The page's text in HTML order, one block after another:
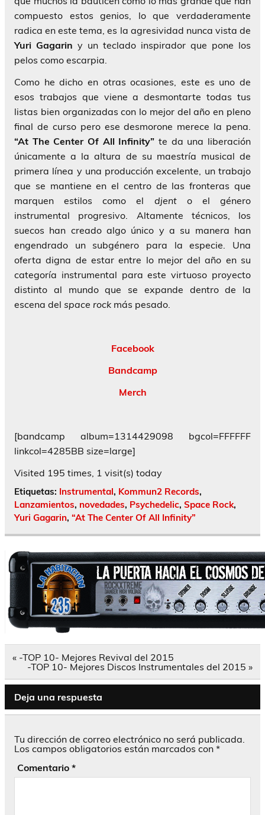
compuesto estos genios, lo que verdaderamente
radica en este tema, es la agresividad nunca vista de
Yuri Gagarin y un teclado inspirador que pone los
pelos como escarpia.
Como he dicho en otras ocasiones, este es uno de
esos trabajos que viene a desmontarte todas tus
listas bien organizadas con lo mejor del año en pleno
final de curso pero ese desmorone merece la pena.
“At The Center Of All Infinity” te da una liberación
únicamente a la altura de su maestría musical de
primera línea y una producción excelente, un trabajo
que se mantiene en el centro de las fronteras que
marquen estilos como el djento el género
instrumental progresivo. Altamente técnicos, los
suecos han creado algo único y a su manera han
engendrado un subgénero para la especie. Una
oferta digna de estar entre lo mejor del año en su
categoría instrumental para este virtuoso proyecto
distinto al mundo que se expande dentro de la
escena del space rock más pesado.
Facebook
Bandcamp
Merch
[bandcamp album=1314429098 bgcol=FFFFFF
linkcol=4285BB size=large]
Visited 195 times, 1 visit(s) today
Etiquetas: Instrumental, Kommun2 Records,
Lanzamientos, novedades, Psychedelic, Space Rock,
Yuri Gagarin, “At The Center Of All Infinity”
Navegación
« -TOP 10- Mejores Revival del 2015
-TOP 10- Mejores Discos Instrumentales del 2015 »
Deja una respuesta
Tu dirección de correo electrónico no será publicada.
Los campos obligatorios están marcados con *
Comentario *